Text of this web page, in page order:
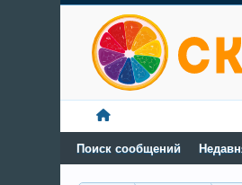
Поиск сообщений